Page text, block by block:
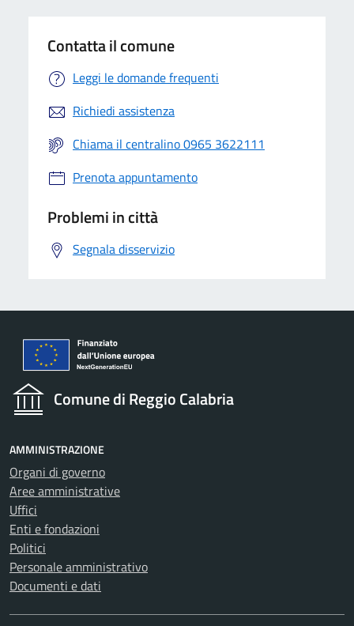
Contatta il comune
Leggi le domande frequenti
Richiedi assistenza
Chiama il centralino 0965 3622111
Prenota appuntamento
Problemi in città
Segnala disservizio
Comune di Reggio Calabria
AMMINISTRAZIONE
Organi di governo
Aree amministrative
Uffici
Enti e fondazioni
Politici
Personale amministrativo
Documenti e dati